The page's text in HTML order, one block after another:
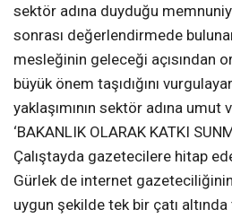
sektör adına duyduğu
sonrası değerlendirmede
mesleğinin geleceği açısından
büyük önem taşıdığını
yaklaşımının sektör adına
‘BAKANLIK OLARAK KATKI
Çalıştayda gazetecilere hitap
Gürlek de internet
uygun şekilde tek bir çatı altında